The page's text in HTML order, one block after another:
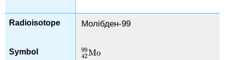
Молібден-99
Mo
42
99
Mo42